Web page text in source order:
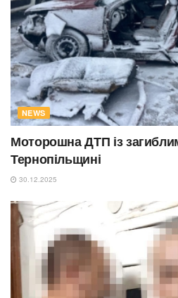
NEWS
Моторошна ДТП із
Тернопільщині
30.12.2025